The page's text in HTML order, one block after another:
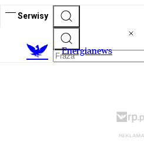
Serwisy
Energianews